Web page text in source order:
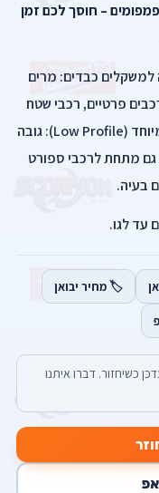
– חוסך לכם זמן
כבדים: מרים
אידיאלי לרכבים פרטיים, רכבי שטח
(SUV), טנדרים ומסחריות. פרופיל נמוך במיוחד (Low Profile): גובה
גם מתחת לרכבי ספורט
בעיה.
עד לגו.
🏷️ מחיר יבואן
כשיחזור. דברו איתנו